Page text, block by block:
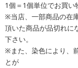
1個＝1個単位でお買い
※当店、一部商品の在
頂いた商品が品切れに
下さい。
※また、染色により、
とが